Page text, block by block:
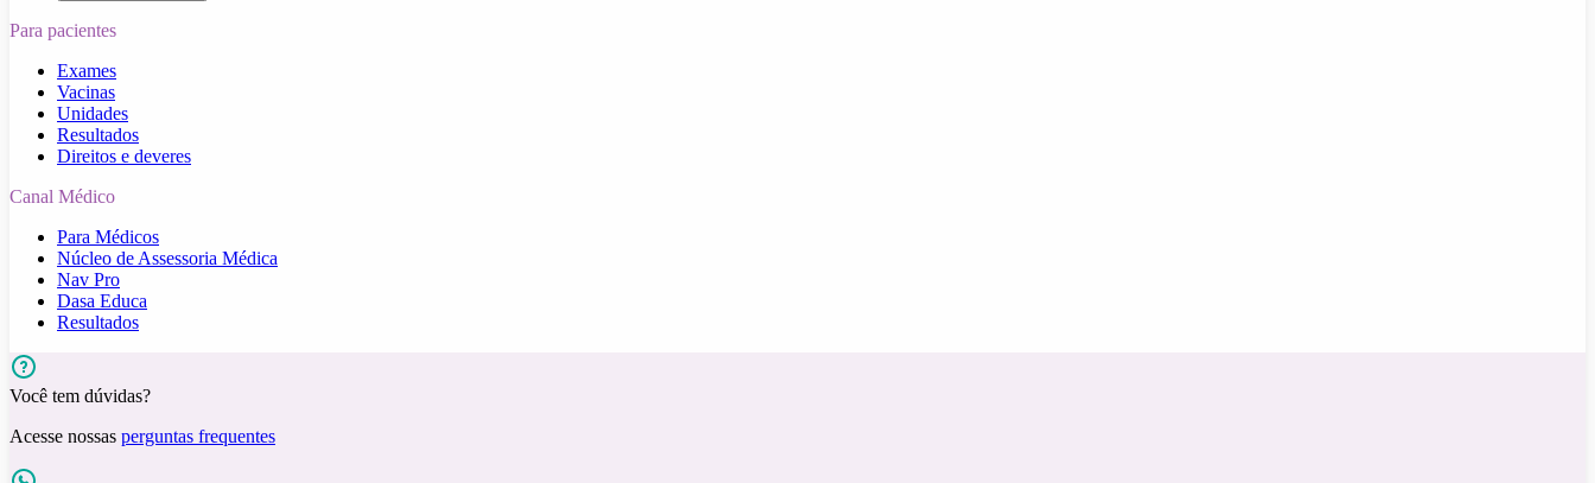
Para pacientes
Exames
Vacinas
Unidades
Resultados
Direitos e deveres
Canal Médico
Para Médicos
Núcleo de Assessoria Médica
Nav Pro
Dasa Educa
Resultados
Você tem dúvidas?
Acesse nossas perguntas frequentes